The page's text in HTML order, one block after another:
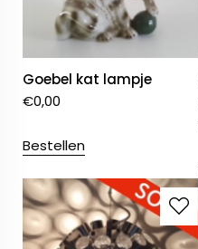
Goebel kat lampje
€0,00
Bestellen